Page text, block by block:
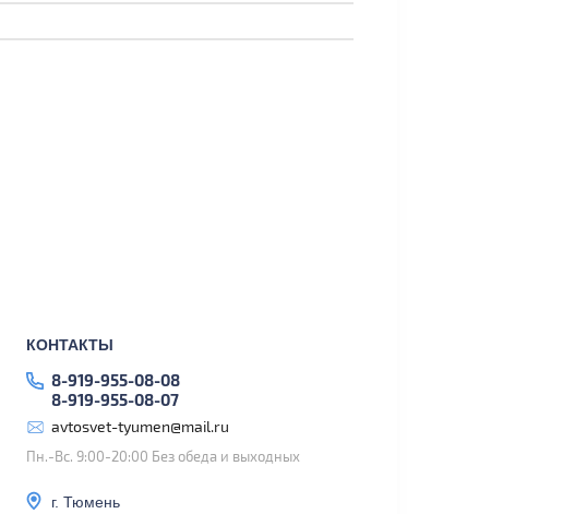
КОНТАКТЫ
8-919-955-08-08
8-919-955-08-07
avtosvet-tyumen@mail.ru
Пн.-Вс. 9:00-20:00 Без обеда и выходных
г. Тюмень